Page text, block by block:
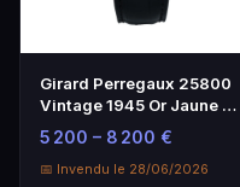
Girard Perregaux 25800
Vintage 1945 Or Jaune 18
Carats
5 200 – 8 200 €
📅 Invendu le 28/06/2026